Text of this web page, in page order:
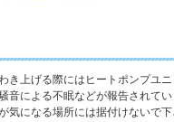
き上げる際にはヒートポンプユ
音による不眠などが報告されて
気になる場所には据付けないで